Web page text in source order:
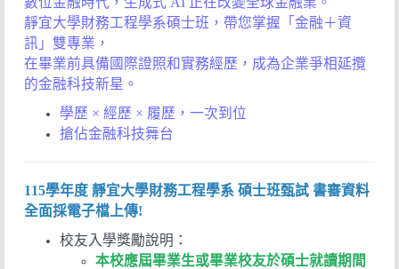
靜宜大學財務工程學系碩士班，帶您掌握「金融＋資
訊」雙專業，
在畢業前具備國際證照和實務經歷，成為企業爭相延攬
的金融科技新星。
學歷 × 經歷 × 履歷，一次到位
搶佔金融科技舞台
115學年度 靜宜大學財務工程學系 碩士班甄試 書審資料
全面採電子檔上傳!
校友入學獎勵說明：
本校應屆畢業生或畢業校友於碩士就讀期間